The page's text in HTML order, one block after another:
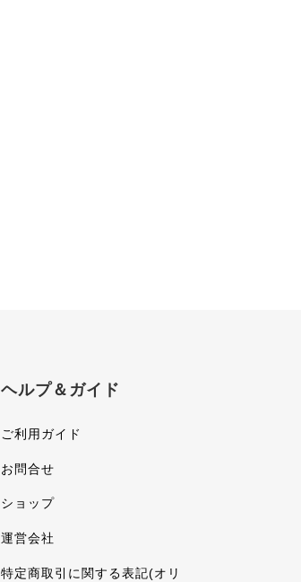
ヘルプ＆ガイド
ご利用ガイド
お問合せ
ショップ
運営会社
特定商取引に関する表記(オリ